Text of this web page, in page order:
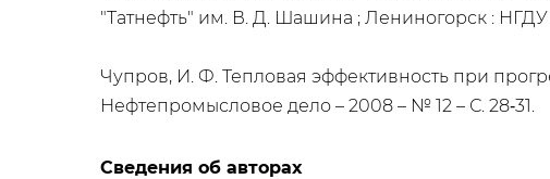
"Татнефть" им. В. Д. Шашина ; Лениногорск : НГДУ
Чупров, И. Ф. Тепловая эффективность при
Нефтепромысловое дело – 2008 – № 12 – С. 28‑31.
Сведения об авторах